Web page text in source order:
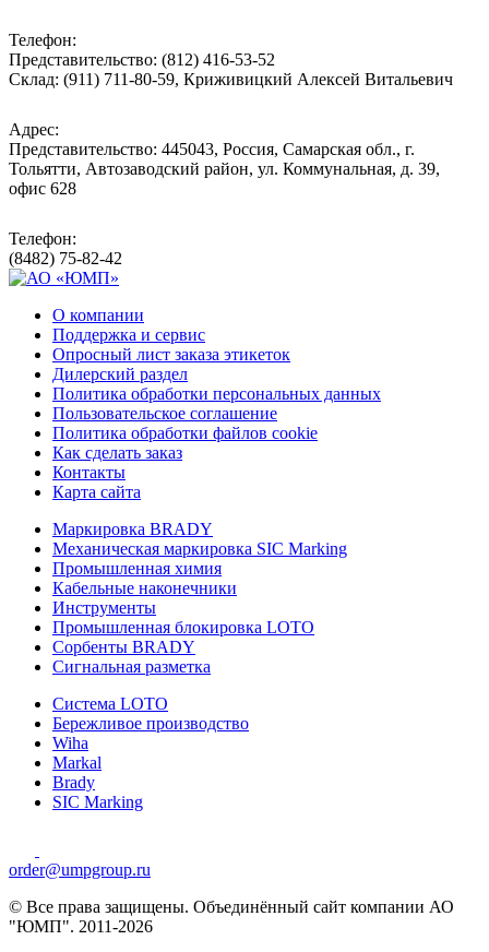
Телефон:
Представительство: (812) 416-53-52
Склад: (911) 711-80-59, Криживицкий Алексей Витальевич
Адрес:
Представительство: 445043, Россия, Самарская обл., г.
Тольятти, Автозаводский район, ул. Коммунальная, д. 39,
офис 628
Телефон:
(8482) 75-82-42
О компании
Поддержка и сервис
Опросный лист заказа этикеток
Дилерский раздел
Политика обработки персональных данных
Пользовательское соглашение
Политика обработки файлов cookie
Как сделать заказ
Контакты
Карта сайта
Маркировка BRADY
Механическая маркировка SIC Marking
Промышленная химия
Кабельные наконечники
Инструменты
Промышленная блокировка LOTO
Сорбенты BRADY
Сигнальная разметка
Система LOTO
Бережливое производство
Wiha
Markal
Brady
SIC Marking
order@umpgroup.ru
© Все права защищены. Объединённый сайт компании АО
"ЮМП". 2011-2026